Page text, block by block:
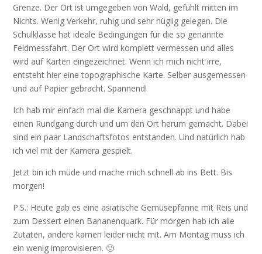
Grenze. Der Ort ist umgegeben von Wald, gefühlt mitten im
Nichts. Wenig Verkehr, ruhig und sehr hüglig gelegen. Die
Schulklasse hat ideale Bedingungen für die so genannte
Feldmessfahrt. Der Ort wird komplett vermessen und alles
wird auf Karten eingezeichnet. Wenn ich mich nicht irre,
entsteht hier eine topographische Karte. Selber ausgemessen
und auf Papier gebracht. Spannend!
Ich hab mir einfach mal die Kamera geschnappt und habe
einen Rundgang durch und um den Ort herum gemacht. Dabei
sind ein paar Landschaftsfotos entstanden. Und natürlich hab
ich viel mit der Kamera gespielt.
Jetzt bin ich müde und mache mich schnell ab ins Bett. Bis
morgen!
P.S.: Heute gab es eine asiatische Gemüsepfanne mit Reis und
zum Dessert einen Bananenquark. Für morgen hab ich alle
Zutaten, andere kamen leider nicht mit. Am Montag muss ich
ein wenig improvisieren. 🙂